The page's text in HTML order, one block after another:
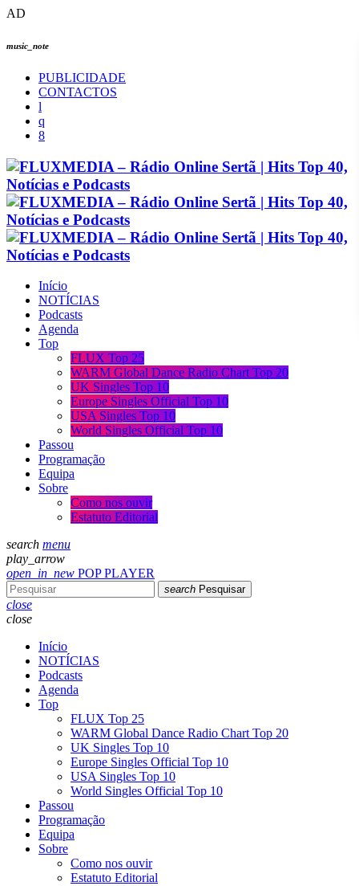
AD
music_note
PUBLICIDADE
CONTACTOS
Início
NOTÍCIAS
Podcasts
Agenda
Top
FLUX Top 25
WARM Global Dance Radio Chart Top 20
UK Singles Top 10
Europe Singles Official Top 10
USA Singles Top 10
World Singles Official Top 10
Passou
Programação
Equipa
Sobre
Como nos ouvir
Estatuto Editorial
search menu
play_arrow
open_in_new POP PLAYER
search Pesquisar
close
close
Início
NOTÍCIAS
Podcasts
Agenda
Top
FLUX Top 25
WARM Global Dance Radio Chart Top 20
UK Singles Top 10
Europe Singles Official Top 10
USA Singles Top 10
World Singles Official Top 10
Passou
Programação
Equipa
Sobre
Como nos ouvir
Estatuto Editorial